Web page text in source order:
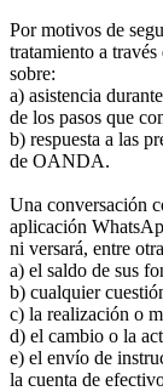
Por motivos de
tratamiento a
sobre:
a) asistencia
de los pasos que
b) respuesta a las
de OANDA.
Una conversación
aplicación
ni versará, entre
a) el saldo de sus
b) cualquier
c) la realización o
d) el cambio o la
e) el envío de
la cuenta de